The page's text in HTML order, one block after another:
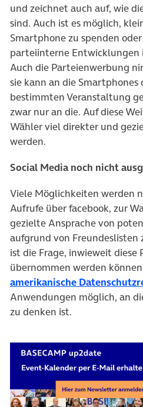
und zeichnet auch auf, wie
sind. Auch ist es möglich,
Smartphone zu spenden
parteiinterne Entwicklungen
Auch die Parteienwerbung
sie kann an die Smartphones
bestimmten Veranstaltung
zwar nur an die. Auf diese
Wähler viel direkter und
werden.
Social Media noch nicht
Viele Möglichkeiten werden
Aufrufe über facebook, zur
gezielte Ansprache von
aufgrund von Freundeslisten
ist die Frage, inwieweit
übernommen werden
amerikanische
Anwendungen möglich, an
zu denken ist.